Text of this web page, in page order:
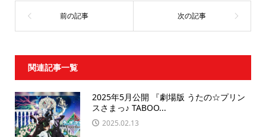
関連記事一覧
2025年5月公開 『劇場版 うたの☆プリン
スさまっ♪ TABOO...
2025.02.13